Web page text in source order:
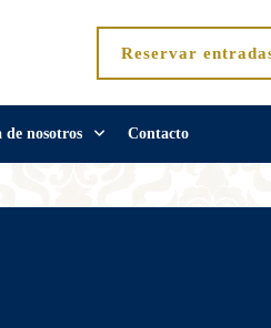
Reservar
de nosotros Contacto